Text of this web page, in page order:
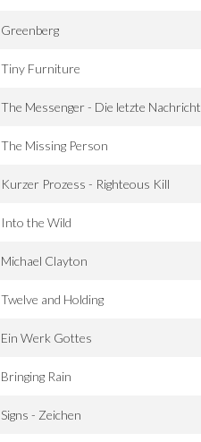
Greenberg
Tiny Furniture
The Messenger - Die letzte Nachricht
The Missing Person
Kurzer Prozess - Righteous Kill
Into the Wild
Michael Clayton
Twelve and Holding
Ein Werk Gottes
Bringing Rain
Signs - Zeichen